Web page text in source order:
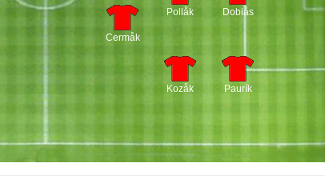
Paurík
Dobiås
Kozåk
Pollåk
Cermåk